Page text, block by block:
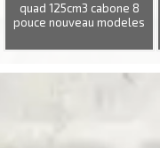
quad 125cm3 cabone 8
pouce nouveau modeles